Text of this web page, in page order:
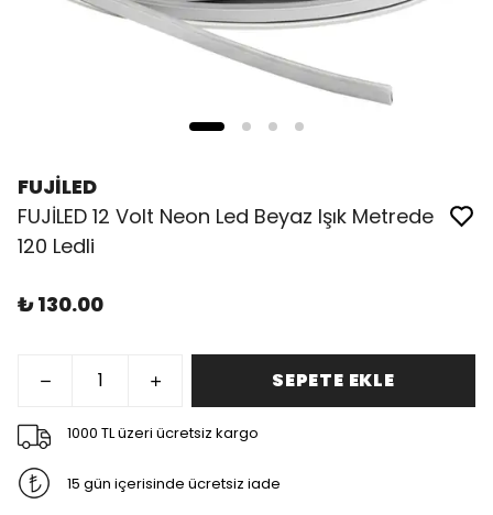
FUJİLED
FUJİLED 12 Volt Neon Led Beyaz Işık Metrede
120 Ledli
₺ 130.00
SEPETE EKLE
1000 TL üzeri ücretsiz kargo
15 gün içerisinde ücretsiz iade